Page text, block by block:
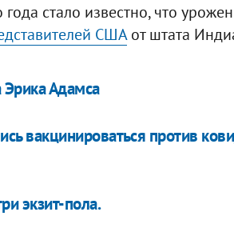
стало известно, что
СШАот штата
Адамса
вакцинироваться против
экзит-пола.